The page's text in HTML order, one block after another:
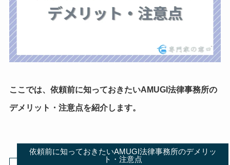
ここでは、依頼前に知っておきたいAMUGI法律事務所の
デメリット・注意点を紹介します。
依頼前に知っておきたいAMUGI法律事務所のデメリッ
ト・注意点